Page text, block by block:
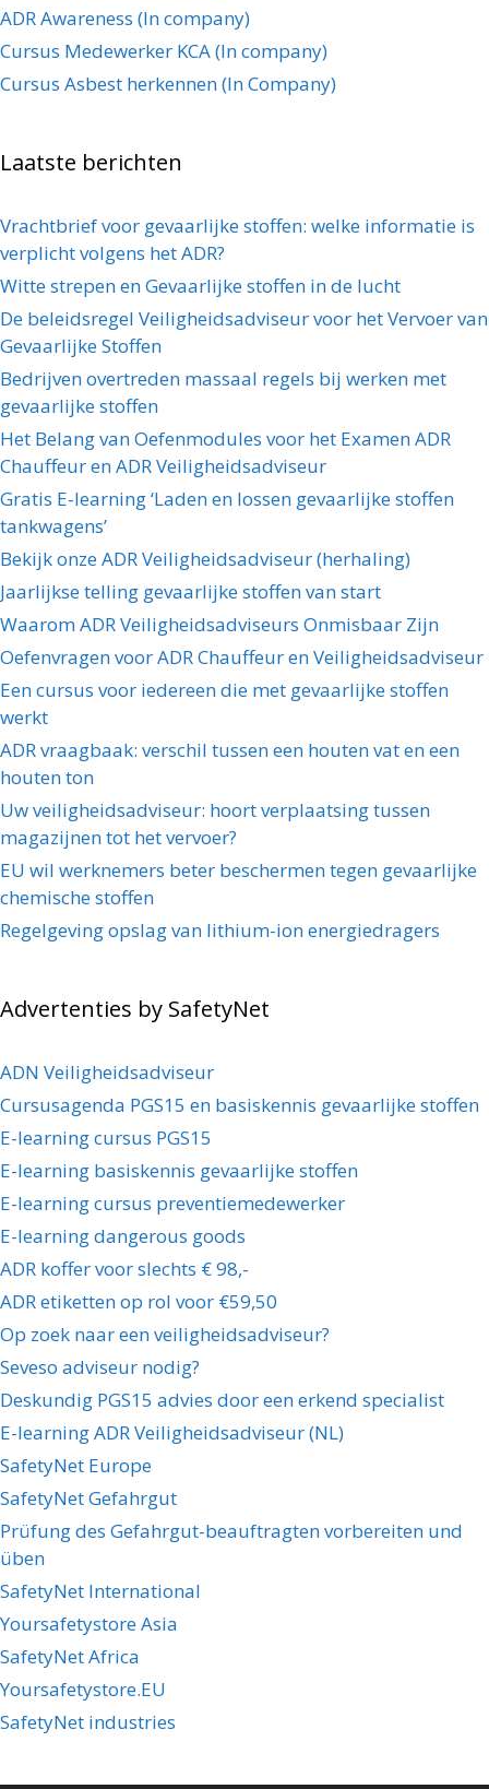
ADR Awareness (In company)
Cursus Medewerker KCA (In company)
Cursus Asbest herkennen (In Company)
Laatste berichten
Vrachtbrief voor gevaarlijke stoffen: welke informatie is
verplicht volgens het ADR?
Witte strepen en Gevaarlijke stoffen in de lucht
De beleidsregel Veiligheidsadviseur voor het Vervoer van
Gevaarlijke Stoffen
Bedrijven overtreden massaal regels bij werken met
gevaarlijke stoffen
Het Belang van Oefenmodules voor het Examen ADR
Chauffeur en ADR Veiligheidsadviseur
Gratis E-learning ‘Laden en lossen gevaarlijke stoffen
tankwagens’
Bekijk onze ADR Veiligheidsadviseur (herhaling)
Jaarlijkse telling gevaarlijke stoffen van start
Waarom ADR Veiligheidsadviseurs Onmisbaar Zijn
Oefenvragen voor ADR Chauffeur en Veiligheidsadviseur
Een cursus voor iedereen die met gevaarlijke stoffen
werkt
ADR vraagbaak: verschil tussen een houten vat en een
houten ton
Uw veiligheidsadviseur: hoort verplaatsing tussen
magazijnen tot het vervoer?
EU wil werknemers beter beschermen tegen gevaarlijke
chemische stoffen
Regelgeving opslag van lithium-ion energiedragers
Advertenties by SafetyNet
ADN Veiligheidsadviseur
Cursusagenda PGS15 en basiskennis gevaarlijke stoffen
E-learning cursus PGS15
E-learning basiskennis gevaarlijke stoffen
E-learning cursus preventiemedewerker
E-learning dangerous goods
ADR koffer voor slechts € 98,-
ADR etiketten op rol voor €59,50
Op zoek naar een veiligheidsadviseur?
Seveso adviseur nodig?
Deskundig PGS15 advies door een erkend specialist
E-learning ADR Veiligheidsadviseur (NL)
SafetyNet Europe
SafetyNet Gefahrgut
Prüfung des Gefahrgut-beauftragten vorbereiten und
üben
SafetyNet International
Yoursafetystore Asia
SafetyNet Africa
Yoursafetystore.EU
SafetyNet industries